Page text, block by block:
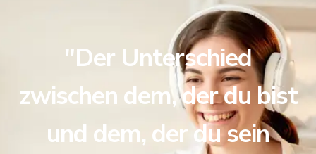
"Der Unterschied
zwischen dem, der du bist
und dem, der du sein